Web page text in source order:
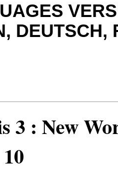
DEUTSCH,
3 : New